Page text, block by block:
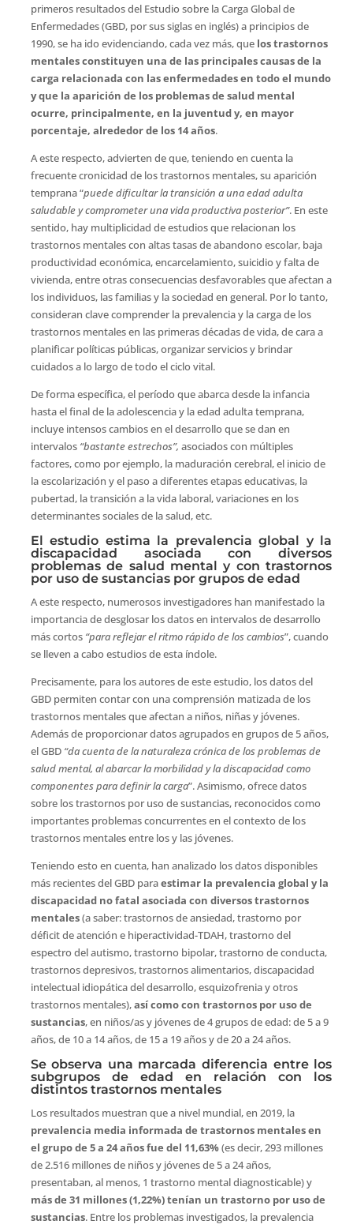
primeros resultados del Estudio sobre la Carga Global de
Enfermedades (GBD, por sus siglas en inglés) a principios de
1990, se ha ido evidenciando, cada vez más, que los trastornos
mentales constituyen una de las principales causas de la
carga relacionada con las enfermedades en todo el mundo
y que la aparición de los problemas de salud mental
ocurre, principalmente, en la juventud y, en mayor
porcentaje, alrededor de los 14 años.
A este respecto, advierten de que, teniendo en cuenta la
frecuente cronicidad de los trastornos mentales, su aparición
temprana “puede dificultar la transición a una edad adulta
saludable y comprometer una vida productiva posterior”. En este
sentido, hay multiplicidad de estudios que relacionan los
trastornos mentales con altas tasas de abandono escolar, baja
productividad económica, encarcelamiento, suicidio y falta de
vivienda, entre otras consecuencias desfavorables que afectan a
los individuos, las familias y la sociedad en general. Por lo tanto,
consideran clave comprender la prevalencia y la carga de los
trastornos mentales en las primeras décadas de vida, de cara a
planificar políticas públicas, organizar servicios y brindar
cuidados a lo largo de todo el ciclo vital.
De forma específica, el período que abarca desde la infancia
hasta el final de la adolescencia y la edad adulta temprana,
incluye intensos cambios en el desarrollo que se dan en
intervalos “bastante estrechos”, asociados con múltiples
factores, como por ejemplo, la maduración cerebral, el inicio de
la escolarización y el paso a diferentes etapas educativas, la
pubertad, la transición a la vida laboral, variaciones en los
determinantes sociales de la salud, etc.
El estudio estima la prevalencia global y la
discapacidad asociada con diversos
problemas de salud mental y con trastornos
por uso de sustancias por grupos de edad
A este respecto, numerosos investigadores han manifestado la
importancia de desglosar los datos en intervalos de desarrollo
más cortos “para reflejar el ritmo rápido de los cambios”, cuando
se lleven a cabo estudios de esta índole.
Precisamente, para los autores de este estudio, los datos del
GBD permiten contar con una comprensión matizada de los
trastornos mentales que afectan a niños, niñas y jóvenes.
Además de proporcionar datos agrupados en grupos de 5 años,
el GBD “da cuenta de la naturaleza crónica de los problemas de
salud mental, al abarcar la morbilidad y la discapacidad como
componentes para definir la carga”. Asimismo, ofrece datos
sobre los trastornos por uso de sustancias, reconocidos como
importantes problemas concurrentes en el contexto de los
trastornos mentales entre los y las jóvenes.
Teniendo esto en cuenta, han analizado los datos disponibles
más recientes del GBD paraestimar la prevalencia global y la
discapacidad no fatal asociada con diversos trastornos
mentales(a saber: trastornos de ansiedad, trastorno por
déficit de atención e hiperactividad-TDAH, trastorno del
espectro del autismo, trastorno bipolar, trastorno de conducta,
trastornos depresivos, trastornos alimentarios, discapacidad
intelectual idiopática del desarrollo, esquizofrenia y otros
trastornos mentales),así como con trastornos por uso de
sustancias, en niños/as y jóvenes de 4 grupos de edad: de 5 a 9
años, de 10 a 14 años, de 15 a 19 años y de 20 a 24 años.
Se observa una marcada diferencia entre los
subgrupos de edad en relación con los
distintos trastornos mentales
Los resultados muestran que a nivel mundial, en 2019, la
prevalencia media informada de trastornos mentales en
el grupo de 5 a 24 años fue del 11,63%(es decir, 293 millones
de 2.516 millones de niños y jóvenes de 5 a 24 años,
presentaban, al menos, 1 trastorno mental diagnosticable) y
más de 31 millones (1,22%) tenían un trastorno por uso de
sustancias. Entre los problemas investigados, la prevalencia